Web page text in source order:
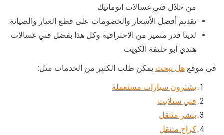
من خلال فني غسالات اتوماتيك
تقديم أفضل الأسعار والخصومات على قطع الغيار والصيانة.
لدينا قدر متميز من الاحترافية وكل هذا بفضل فني غسالات
هندي أبو حليفة الكويت
في موقع هل تبحث يمكن طلب الكثير من الخدمات مثل:
يشترون سيارات مستعملة
فني ستلايت
بنشر متنقل
كراج متنقل